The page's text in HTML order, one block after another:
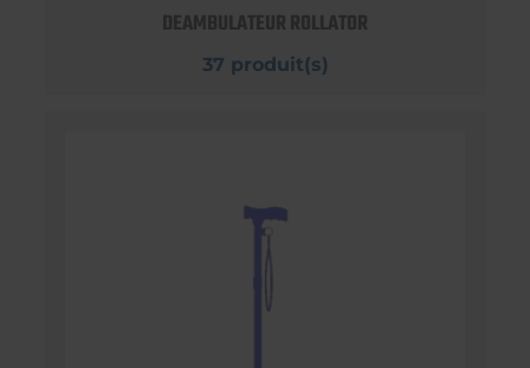
DEAMBULATEUR ROLLATOR
37 produit(s)